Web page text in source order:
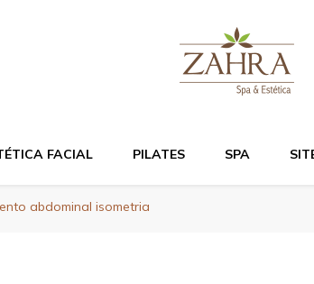
Bem estar e
FACIAL PILATES SPA
abdominal isometria